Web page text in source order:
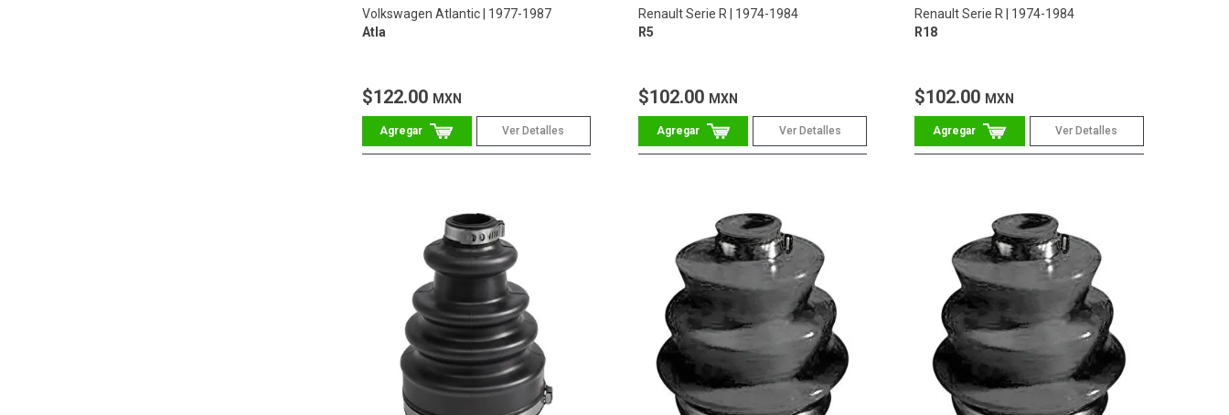
Volkswagen Atlantic
1977-1987
Atla
$122.00 MXN
Ver Detalles
Renault Serie R
1974-1984
R5
$102.00 MXN
Ver Detalles
Renault Serie R
1974-1984
R18
$102.00 MXN
Ver Detalles